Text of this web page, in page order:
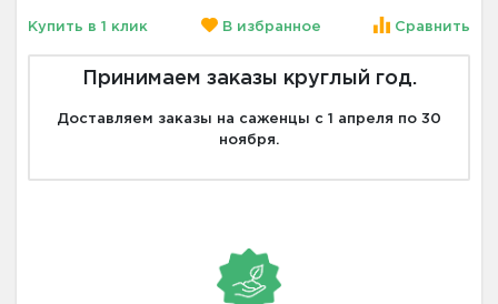
Купить в 1 клик В избранное Сравнить
Принимаем заказы круглый год.
Доставляем заказы на саженцы с 1 апреля по 30
ноября.